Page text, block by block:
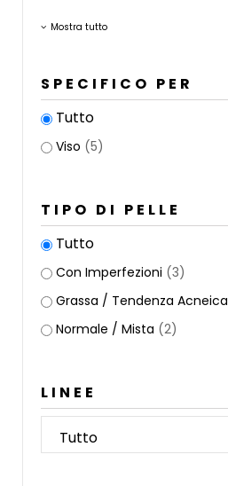
Mostra tutto
SPECIFICO PER
Tutto
Viso (5)
TIPO DI PELLE
Tutto
Con Imperfezioni (3)
Grassa / Tendenza Acneica
Normale / Mista (2)
LINEE